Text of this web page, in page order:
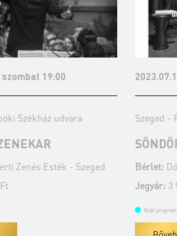
2023.07.19. - szerda 19:00
Szeged - Püspöki Székház udvara
SÖNDÖRGŐ
Bérlet: Dómkerti Zenés Esték - Szeged